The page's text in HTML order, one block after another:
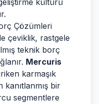
kültürü
Çözümleri
çeviklik, rastgele
teknik borç
Mercuris
karmaşık
bir
segmentlere